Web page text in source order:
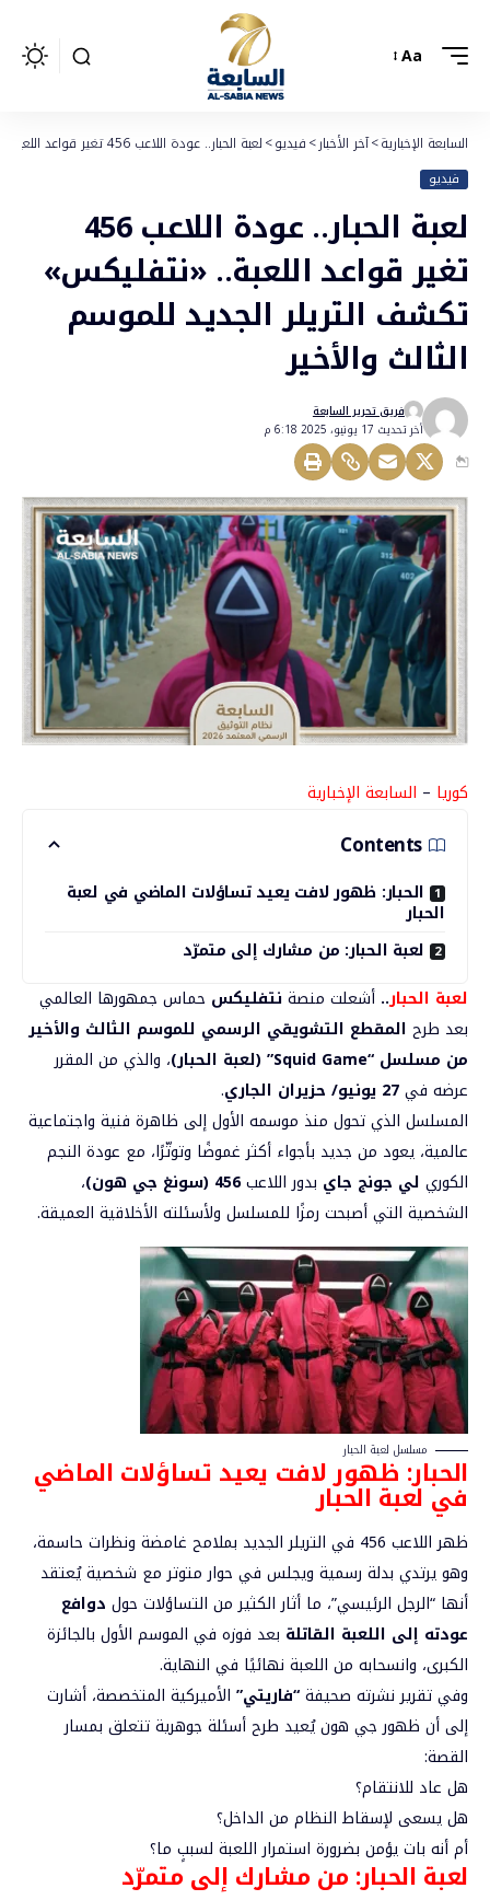
Aa
السابعة الإخبارية>آخر الأخبار>فيديو>لعبة الحبار.. عودة اللاعب 456 تغير قواعد اللعبة.. «نتفليكس» تكشف التريلر الجديد للموسم الثالث والأخير
فيديو
لعبة الحبار.. عودة اللاعب 456
تغير قواعد اللعبة.. «نتفليكس»
تكشف التريلر الجديد للموسم
الثالث والأخير
أخر تحديث 17 يونيو، 2025 6:18 م
فريق تحرير السابعة
كوريا – السابعة الإخبارية
Contents
الحبار: ظهور لافت يعيد تساؤلات الماضي في لعبة
الحبار
لعبة الحبار: من مشارك إلى متمرّد
لعبة الحبار.. أشعلت منصةنتفليكس حماس جمهورها العالمي
بعد طرح المقطع التشويقي الرسمي للموسم الثالث والأخير
من مسلسل “Squid Game” (
لعبة الحبار)، والذي من المقرر
عرضه في27 يونيو/ حزيران الجاري
.
المسلسل الذي تحول منذ موسمه الأول إلى ظاهرة فنية واجتماعية
عالمية، يعود من جديد بأجواء أكثر غموضًا وتوتّرًا، مع عودة النجم
الكوري لي جونج جاي بدور اللاعب456 (سونغ جي هون)
،
الشخصية التي أصبحت رمزًا للمسلسل ولأسئلته الأخلاقية العميقة.
مسلسل لعبة الحبار
الحبار: ظهور لافت يعيد تساؤلات الماضي
في لعبة الحبار
ظهر اللاعب 456 في التريلر الجديد بملامح غامضة ونظرات حاسمة،
وهو يرتدي بدلة رسمية ويجلس في حوار متوتر مع شخصية يُعتقد
أنها “الرجل الرئيسي”، ما أثار الكثير من التساؤلات حول دوافع
عودته إلى اللعبة القاتلة بعد فوزه في الموسم الأول بالجائزة
الكبرى، وانسحابه من اللعبة نهائيًا في النهاية.
وفي تقرير نشرته صحيفة“فاريتي” الأميركية المتخصصة، أشارت
إلى أن ظهور جي هون يُعيد طرح أسئلة جوهرية تتعلق بمسار
القصة:
هل عاد للانتقام؟
هل يسعى لإسقاط النظام من الداخل؟
أم أنه بات يؤمن بضرورة استمرار اللعبة لسببٍ ما؟
لعبة الحبار: من مشارك إلى متمرّد